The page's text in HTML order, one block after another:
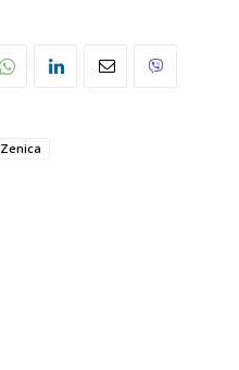
Zenica